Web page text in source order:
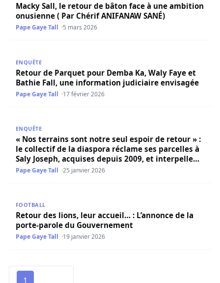
Macky Sall, le retour de bâton face à une ambition
onusienne ( Par Chérif ANIFANAW SANÉ)
Pape Gaye Tall 5 mars 2026
ENQUÊTE
Retour de Parquet pour Demba Ka, Waly Faye et
Bathie Fall, une information judiciaire envisagée
Pape Gaye Tall 17 février 2026
ENQUÊTE
« Nos terrains sont notre seul espoir de retour » :
le collectif de la diaspora réclame ses parcelles à
Saly Joseph, acquises depuis 2009, et interpelle
l’État du Sénégal
Pape Gaye Tall 25 janvier 2026
FOOTBALL
Retour des lions, leur accueil… : L’annonce de la
porte-parole du Gouvernement
Pape Gaye Tall 19 janvier 2026
1